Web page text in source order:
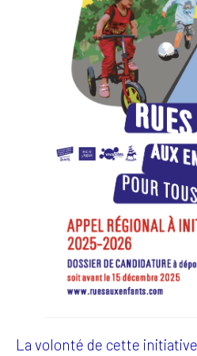
La volonté de cette initiative